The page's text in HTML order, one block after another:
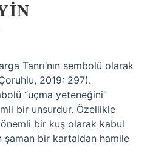
Tanrı’nın sembolü olarak
2019: 297).
“uçma yeteneğini”
bir unsurdur. Özellikle
bir kuş olarak kabul
şaman bir kartaldan hamile